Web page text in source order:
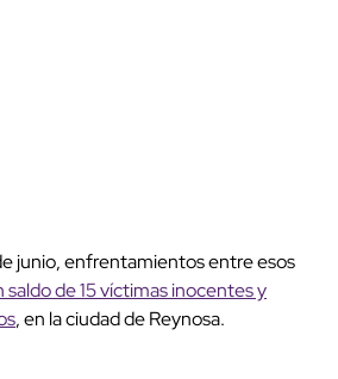
junio, enfrentamientos entre esos
saldo de 15 víctimas inocentes y
, en la ciudad de Reynosa.